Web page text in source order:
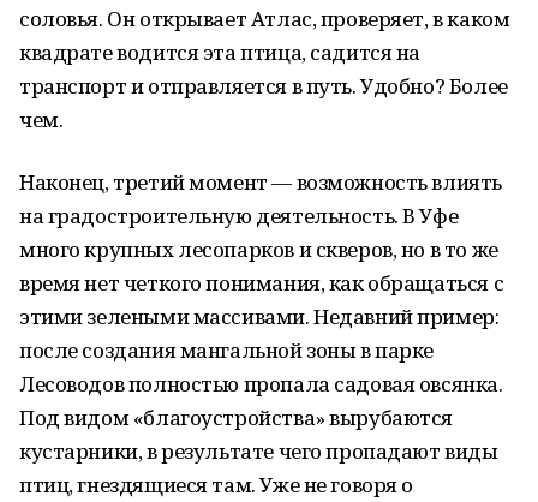
соловья. Он открывает Атлас, проверяет, в каком
квадрате водится эта птица, садится на
транспорт и отправляется в путь. Удобно? Более
чем.
Наконец, третий момент — возможность влиять
на градостроительную деятельность. В Уфе
много крупных лесопарков и скверов, но в то же
время нет четкого понимания, как обращаться с
этими зелеными массивами. Недавний пример:
после создания мангальной зоны в парке
Лесоводов полностью пропала садовая овсянка.
Под видом «благоустройства» вырубаются
кустарники, в результате чего пропадают виды
птиц, гнездящиеся там. Уже не говоря о